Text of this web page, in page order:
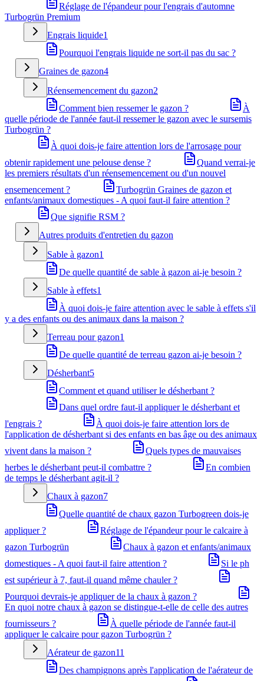
Réglage de l'épandeur pour l'engrais d'automne
Turbogrün Premium
Engrais liquide1
Pourquoi l'engrais liquide ne sort-il pas du sac ?
Graines de gazon4
Réensemencement du gazon2
Comment bien ressemer le gazon ?
À
quelle période de l'année faut-il ressemer le gazon avec le sursemis
Turbogrün ?
À quoi dois-je faire attention lors de l'arrosage pour
obtenir rapidement une pelouse dense ?
Quand verrai-je
les premiers résultats d'un réensemencement ou d'un nouvel
ensemencement ?
Turbogrün Graines de gazon et
enfants/animaux domestiques - A quoi faut-il faire attention ?
Que signifie RSM ?
Autres produits d'entretien du gazon
Sable à gazon1
De quelle quantité de sable à gazon ai-je besoin ?
Sable à effets1
À quoi dois-je faire attention avec le sable à effets s'il
y a des enfants ou des animaux dans la maison ?
Terreau pour gazon1
De quelle quantité de terreau gazon ai-je besoin ?
Désherbant5
Comment et quand utiliser le désherbant ?
Dans quel ordre faut-il appliquer le désherbant et
l'engrais ?
À quoi dois-je faire attention lors de
l'application de désherbant si des enfants en bas âge ou des animaux
vivent dans la maison ?
Quels types de mauvaises
herbes le désherbant peut-il combattre ?
En combien
de temps le désherbant agit-il ?
Chaux à gazon7
Quelle quantité de chaux gazon Turbogreen dois-je
appliquer ?
Réglage de l'épandeur pour le calcaire à
gazon Turbogrün
Chaux à gazon et enfants/animaux
domestiques - A quoi faut-il faire attention ?
Si le ph
est supérieur à 7, faut-il quand même chauler ?
Pourquoi devrais-je appliquer de la chaux à gazon ?
En quoi notre chaux à gazon se distingue-t-elle de celle des autres
fournisseurs ?
À quelle période de l'année faut-il
appliquer le calcaire pour gazon Turbogrün ?
Aérateur de gazon11
Des champignons après l'application de l'aérateur de